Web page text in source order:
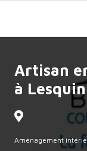
Artisan
à Lesquin
Aménagement